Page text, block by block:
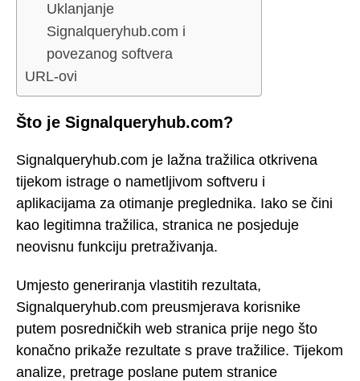
Uklanjanje
Signalqueryhub.com i
povezanog softvera
URL-ovi
Što je Signalqueryhub.com?
Signalqueryhub.com je lažna tražilica otkrivena
tijekom istrage o nametljivom softveru i
aplikacijama za otimanje preglednika. Iako se čini
kao legitimna tražilica, stranica ne posjeduje
neovisnu funkciju pretraživanja.
Umjesto generiranja vlastitih rezultata,
Signalqueryhub.com preusmjerava korisnike
putem posredničkih web stranica prije nego što
konačno prikaže rezultate s prave tražilice. Tijekom
analize, pretrage poslane putem stranice